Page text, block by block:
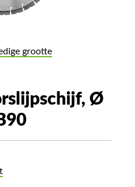
grootte
Ø